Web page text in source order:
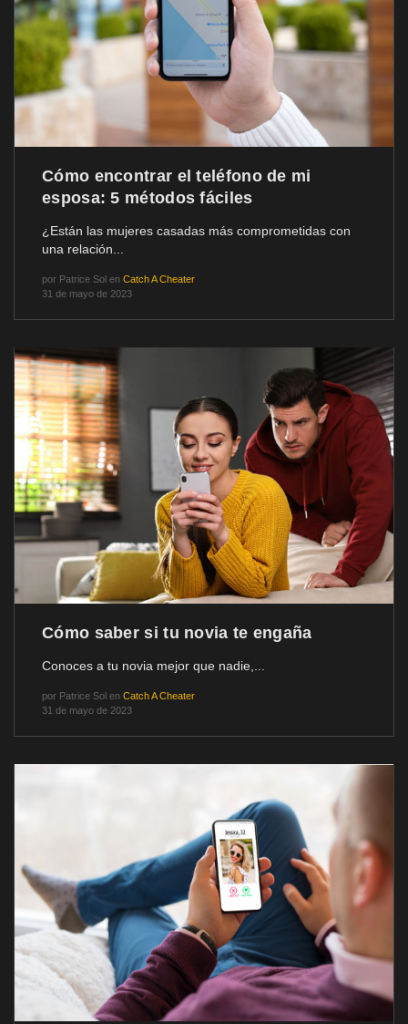
Cómo encontrar el teléfono de mi
esposa: 5 métodos fáciles
¿Están las mujeres casadas más comprometidas con
una relación...
por Patrice Sol en Catch A Cheater
31 de mayo de 2023
Cómo saber si tu novia te engaña
Conoces a tu novia mejor que nadie,...
por Patrice Sol en Catch A Cheater
31 de mayo de 2023